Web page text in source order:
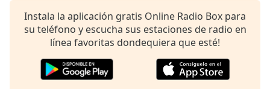
Descriptions
selected
Instala la aplicación gratis Online Radio Box para
su teléfono y escucha sus estaciones de radio en
línea favoritas dondequiera que esté!